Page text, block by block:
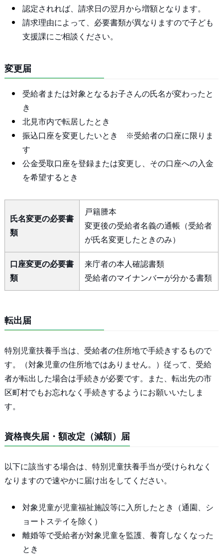
認定されれば、請求日の翌月から増額となります。
請求理由によって、必要書類が異なりますので子ども
支援課にご相談ください。
変更届
受給者または対象となるお子さんの氏名が変わったと
き
北見市内で転居したとき
振込口座を変更したいとき ※受給者の口座に限りま
す
公金受取口座を登録または変更し、その口座への入金
を希望するとき
氏名変更の必要書
類
戸籍謄本
変更後の受給者名義の通帳（受給者
が氏名変更したときのみ）
口座変更の必要書
類
来庁者の本人確認書類
受給者のマイナンバーが分かる書類
転出届
特別児童扶養手当は、受給者の住所地で手続きするもので
す。（対象児童の住所地ではありません。）従って、受給
者が転出した場合は手続きが必要です。また、転出先の市
区町村でもお忘れなく手続きするようにお願いいたしま
す。
資格喪失届・額改定（減額）届
以下に該当する場合は、特別児童扶養手当が受けられなく
なりますので速やかに届け出をしてください。
対象児童が児童福祉施設等に入所したとき（通園、シ
ョートステイを除く）
離婚等で受給者が対象児童を監護、養育しなくなった
とき